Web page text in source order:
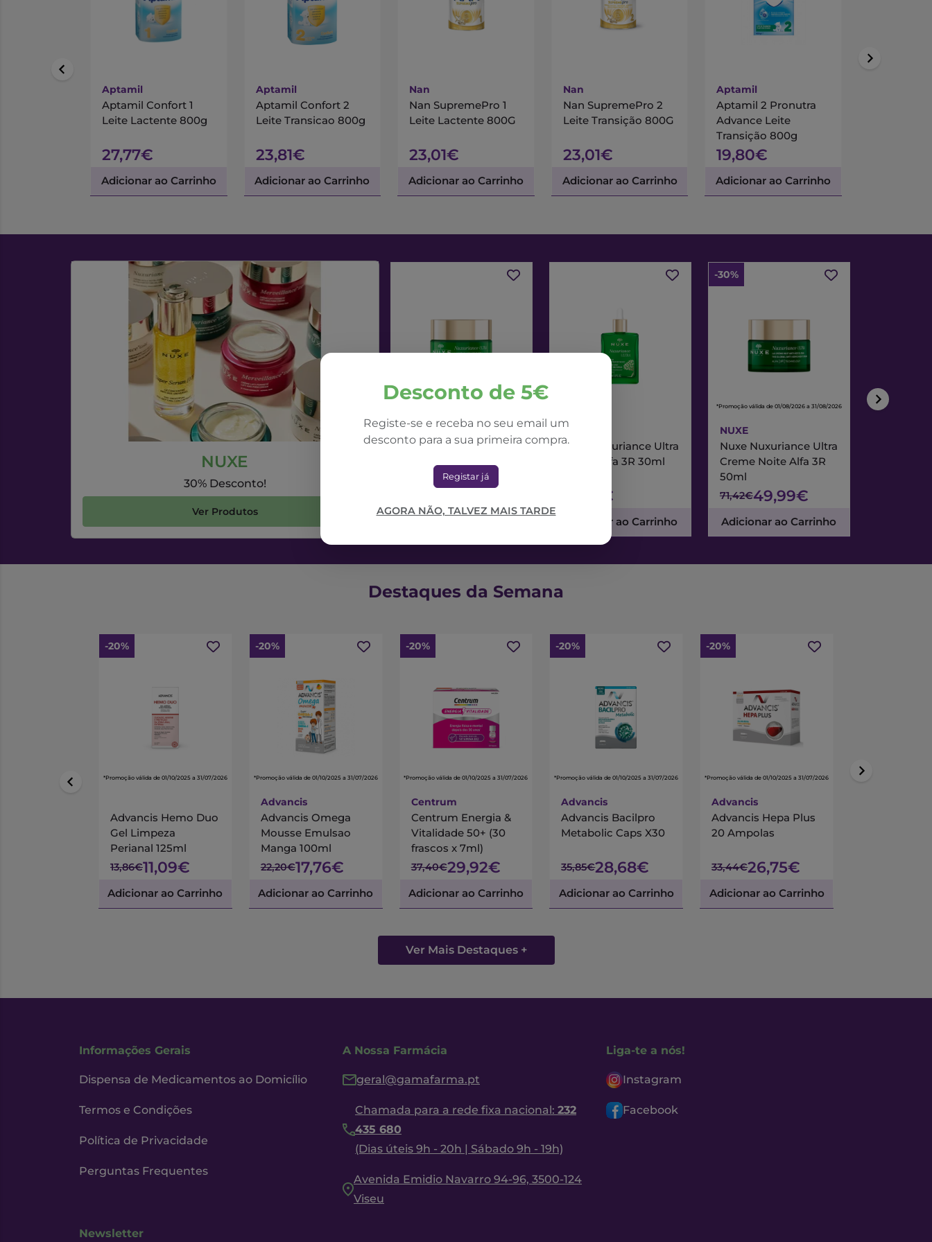
Desconto de 5€
Registe-se e receba no seu email um
desconto para a sua primeira compra.
Registar já
AGORA NÃO, TALVEZ MAIS TARDE
Aptamil
Aptamil Confort 1
Leite Lactente 800g
27,77€
Adicionar ao Carrinho
Aptamil
Aptamil Confort 2
Leite Transicao 800g
23,81€
Adicionar ao Carrinho
Nan
Nan SupremePro 1
Leite Lactente 800G
23,01€
Adicionar ao Carrinho
Nan
Nan SupremePro 2
Leite Transição 800G
23,01€
Adicionar ao Carrinho
Aptamil
Aptamil 2 Pronutra
Advance Leite
Transição 800g
19,80€
Adicionar ao Carrinho
NUXE
30% Desconto!
Ver Produtos
NUXE
Nuxe Nuxuriance Ultra
NUXE
Nuxe Nuxuriance Ultra
Sérum Alfa 3R 30ml
73,56€
Adicionar ao Carrinho
-30%
*Promoção válida de 01/08/2026 a 31/08/2026
NUXE
Nuxe Nuxuriance Ultra
Creme Noite Alfa 3R
50ml
71,42€49,99€
Adicionar ao Carrinho
*Promoção válida
Destaques da Semana
-20%
*Promoção válida de 01/10/2025 a 31/07/2026
Advancis Hemo Duo
Gel Limpeza
Perianal 125ml
13,86€11,09€
Adicionar ao Carrinho
-20%
*Promoção válida de 01/10/2025 a 31/07/2026
Advancis
Advancis Omega
Mousse Emulsao
Manga 100ml
22,20€17,76€
Adicionar ao Carrinho
-20%
*Promoção válida de 01/10/2025 a 31/07/2026
Centrum
Centrum Energia &
Vitalidade 50+ (30
frascos x 7ml)
37,40€29,92€
Adicionar ao Carrinho
-20%
*Promoção válida de 01/10/2025 a 31/07/2026
Advancis
Advancis Bacilpro
Metabolic Caps X30
35,85€28,68€
Adicionar ao Carrinho
-20%
*Promoção válida de 01/10/2025 a 31/07/2026
Advancis
Advancis Hepa Plus
20 Ampolas
33,44€26,75€
Adicionar ao Carrinho
*Promoção válida de 01/
Ver Mais Destaques +
Informações Gerais
Dispensa de Medicamentos ao Domicílio
Termos e Condições
Política de Privacidade
Perguntas Frequentes
A Nossa Farmácia
geral@gamafarma.pt
Chamada para a rede fixa nacional: 232
435 680
(Dias úteis 9h - 20h | Sábado 9h - 19h)
Avenida Emidio Navarro 94-96, 3500-124
Viseu
Liga-te a nós!
Instagram
Facebook
Newsletter